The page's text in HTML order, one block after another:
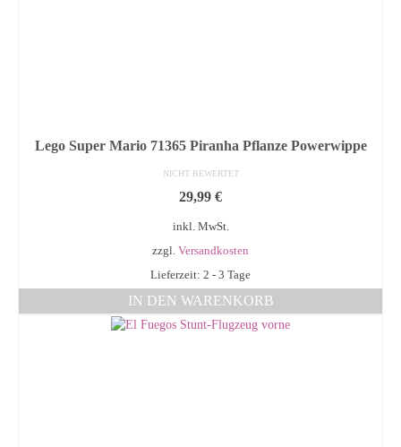
Lego Super Mario 71365 Piranha Pflanze Powerwippe
NICHT BEWERTET
29,99 €
inkl. MwSt.
zzgl. Versandkosten
Lieferzeit: 2 - 3 Tage
IN DEN WARENKORB